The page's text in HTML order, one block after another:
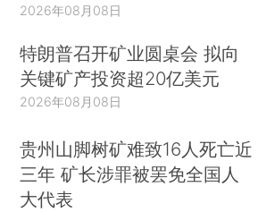
2026年08月08日
特朗普召开矿业圆桌会 拟向
关键矿产投资超20亿美元
2026年08月08日
贵州山脚树矿难致16人死亡近
三年 矿长涉罪被罢免全国人
大代表